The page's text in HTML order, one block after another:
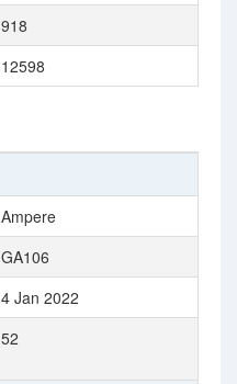
918
12598
Ampere
GA106
4 Jan 2022
52